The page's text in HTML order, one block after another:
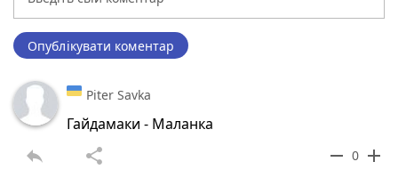
Опублікувати коментар
Piter Savka
Гайдамаки - Маланка
reply share remove 0 add